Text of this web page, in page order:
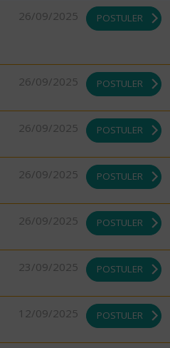
26/09/2025 POSTULER
26/09/2025 POSTULER
26/09/2025 POSTULER
26/09/2025 POSTULER
26/09/2025 POSTULER
23/09/2025 POSTULER
12/09/2025 POSTULER